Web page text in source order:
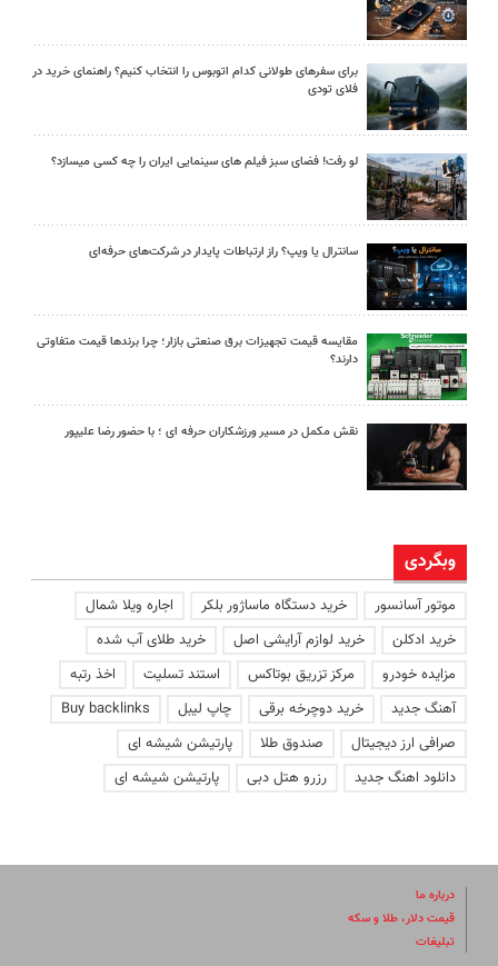
برای سفرهای طولانی کدام اتوبوس را انتخاب کنیم؟ راهنمای خرید در
فلای تودی
لو رفت! فضای سبز فیلم های سینمایی ایران را چه کسی میسازد؟
سانترال یا ویپ؟ راز ارتباطات پایدار در شرکت‌های حرفه‌ای
مقایسه قیمت تجهیزات برق صنعتی بازار؛ چرا برندها قیمت متفاوتی
دارند؟
نقش مکمل در مسیر ورزشکاران حرفه ای ؛ با حضور رضا علیپور
وبگردی
موتور آسانسور خرید دستگاه ماساژور بلکر
اجاره ویلا شمال
خرید ادکلن
خرید لوازم آرایشی اصل
خرید طلای آب شده
مزایده خودرو
مرکز تزریق بوتاکس استند تسلیت
اخذ رتبه
آهنگ جدید
خرید دوچرخه برقی چاپ لیبل
Buy backlinks
صرافی ارز دیجیتال
صندوق طلا
پارتیشن شیشه ای
دانلود اهنگ جدید
رزرو هتل دبی پارتیشن شیشه ای
درباره ما
قیمت دلار، طلا و سکه
تبلیغات